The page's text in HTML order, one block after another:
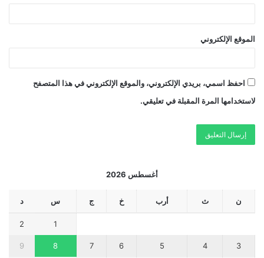
الموقع الإلكتروني
احفظ اسمي، بريدي الإلكتروني، والموقع الإلكتروني في هذا المتصفح
لاستخدامها المرة المقبلة في تعليقي.
أغسطس 2026
ن ث أرب خ ج س د
1
2
3
4
5
6
7
8
9